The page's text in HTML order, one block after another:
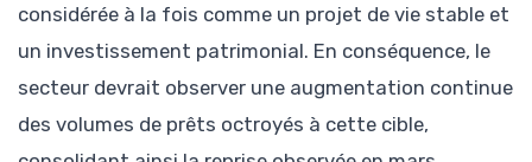
considérée à la fois comme un projet de vie stable et
un investissement patrimonial. En conséquence, le
secteur devrait observer une augmentation continue
des volumes de prêts octroyés à cette cible,